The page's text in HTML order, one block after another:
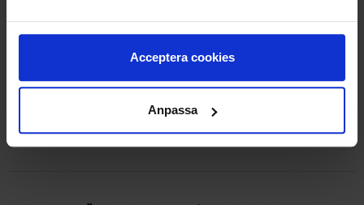
Acceptera cookies
Anpassa